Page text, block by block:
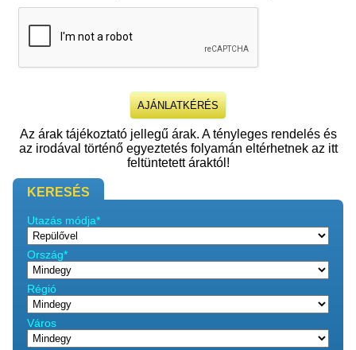
Az árak tájékoztató jellegű árak. A tényleges rendelés és
az irodával történő egyeztetés folyamán eltérhetnek az itt
feltüntetett áraktól!
KERESÉS
Utazás módja*
Ország*
Régió
Város